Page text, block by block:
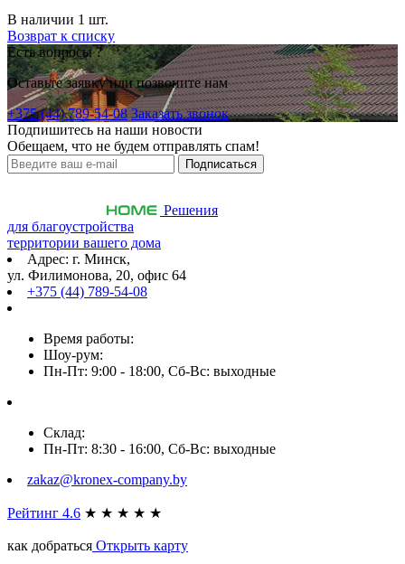
В наличии 1 шт.
Возврат к списку
Есть вопросы ?
Оставьте заявку или позвоните нам
+375 (44) 789-54-08 Заказать звонок
Подпишитесь на наши новости
Обещаем, что не будем отправлять спам!
Решения
для благоустройства
территории вашего дома
Адрес: г. Минск,
ул. Филимонова, 20, офис 64
+375 (44) 789-54-08
Время работы:
Шоу-рум:
Пн-Пт: 9:00 - 18:00, Сб-Вс: выходные
Склад:
Пн-Пт: 8:30 - 16:00, Сб-Вс: выходные
zakaz@kronex-company.by
Рейтинг 4.6 ★ ★ ★ ★ ★
как добраться Открыть карту